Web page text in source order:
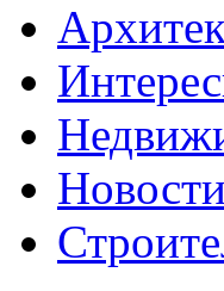
Новости